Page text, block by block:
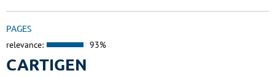
PAGES
relevance: 93%
CARTIGEN